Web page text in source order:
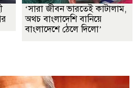
‘সারা জীবন ভারতেই কাটালাম,
অথচ বাংলাদেশি বানিয়ে
বাংলাদেশে ঠেলে দিলো’